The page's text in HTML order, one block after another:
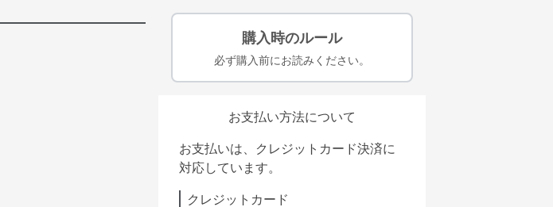
購入時のルール
必ず購入前にお読みください。
お支払い方法について
お支払いは、クレジットカード決済に
対応しています。
クレジットカード